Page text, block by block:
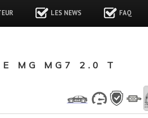
LES NEWS FAQ
MG MG7 2.0 T